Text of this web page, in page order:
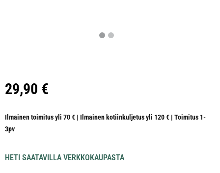
29,90 €
Ilmainen toimitus yli 70 € | Ilmainen kotiinkuljetus yli 120 € | Toimitus 1-
3pv
HETI SAATAVILLA VERKKOKAUPASTA